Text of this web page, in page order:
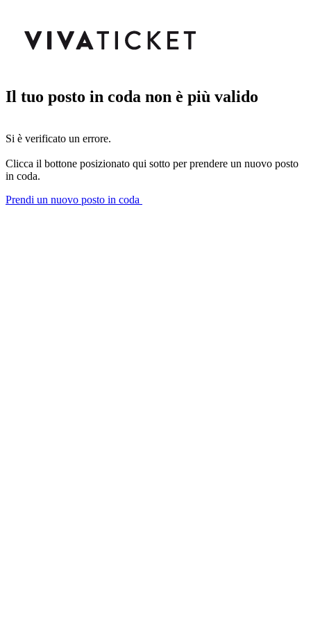
Il tuo posto in coda non è più valido
Si è verificato un errore.
Clicca il bottone posizionato qui sotto per prendere un nuovo posto
in coda.
Prendi un nuovo posto in coda